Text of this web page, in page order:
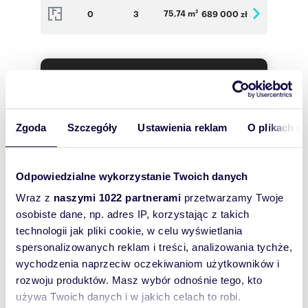
Zgoda Szczegóły Ustawienia reklam O plikach
Odpowiedzialne wykorzystanie Twoich danych
Wraz z naszymi 1022 partnerami przetwarzamy Twoje
osobiste dane, np. adres IP, korzystając z takich
technologii jak pliki cookie, w celu wyświetlania
spersonalizowanych reklam i treści, analizowania tychże,
wychodzenia naprzeciw oczekiwaniom użytkowników i
rozwoju produktów. Masz wybór odnośnie tego, kto
używa Twoich danych i w jakich celach to robi.
0 3 75,74 m2 689 000 zł
wiadomość
To najlepszy
właściciel
oferty
szybko się z
Tobą
skontaktował!